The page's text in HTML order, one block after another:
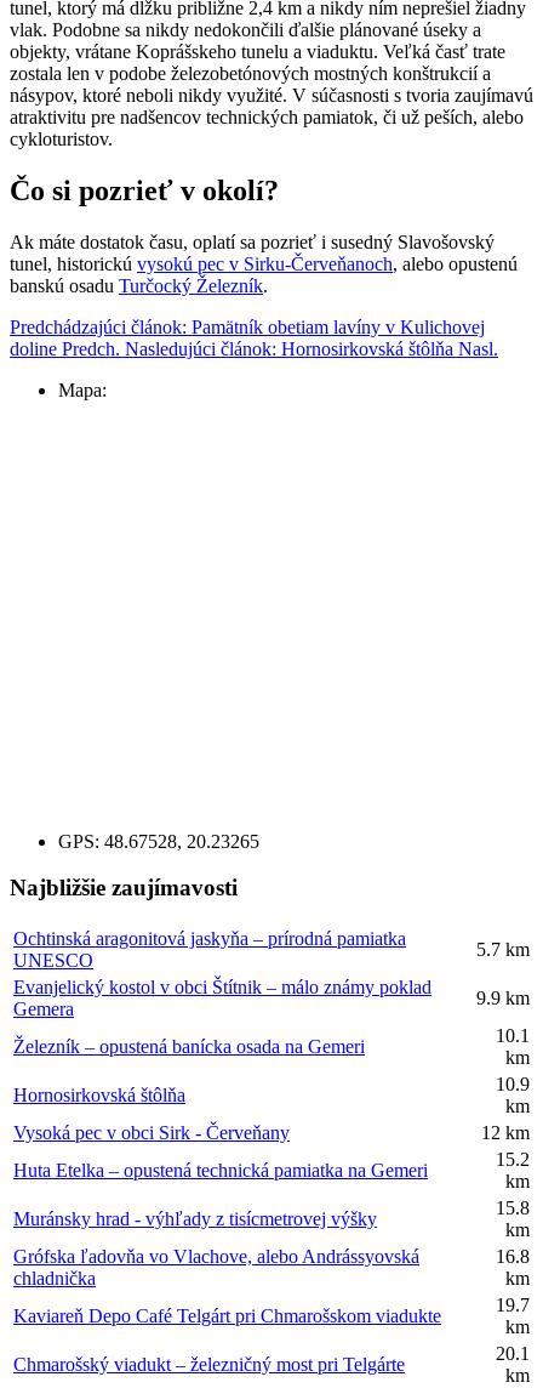
tunel, ktorý má dĺžku približne 2,4 km a nikdy ním neprešiel žiadny
vlak. Podobne sa nikdy nedokončili ďalšie plánované úseky a
objekty, vrátane Koprášskeho tunelu a viaduktu. Veľká časť trate
zostala len v podobe železobetónových mostných konštrukcií a
násypov, ktoré neboli nikdy využité. V súčasnosti s tvoria zaujímavú
atraktivitu pre nadšencov technických pamiatok, či už peších, alebo
cykloturistov.
Čo si pozrieť v okolí?
Ak máte dostatok času, oplatí sa pozrieť i susedný Slavošovský
tunel, historickú vysokú pec v Sirku-Červeňanoch, alebo opustenú
banskú osadu Turčocký Železník.
Predchádzajúci článok: Pamätník obetiam lavíny v Kulichovej
doline Predch. Nasledujúci článok: Hornosirkovská štôlňa Nasl.
Mapa:
GPS: 48.67528, 20.23265
Najbližšie zaujímavosti
Ochtinská aragonitová jaskyňa – prírodná pamiatka
UNESCO
5.7 km
Evanjelický kostol v obci Štítnik – málo známy poklad
Gemera
9.9 km
Železník – opustená banícka osada na Gemeri
10.1
km
Hornosirkovská štôlňa
10.9
km
Vysoká pec v obci Sirk - Červeňany
12 km
Huta Etelka – opustená technická pamiatka na Gemeri
15.2
km
Muránsky hrad - výhľady z tisícmetrovej výšky
15.8
km
Grófska ľadovňa vo Vlachove, alebo Andrássyovská
chladnička
16.8
km
Kaviareň Depo Café Telgárt pri Chmarošskom viadukte
19.7
km
Chmarošský viadukt – železničný most pri Telgárte
20.1
km